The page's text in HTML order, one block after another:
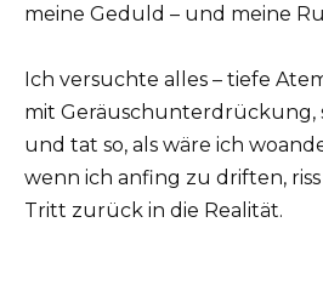
meine Geduld – und meine
Ich versuchte alles – tiefe
mit Geräuschunterdrückung,
und tat so, als wäre ich
wenn ich anfing zu driften,
Tritt zurück in die Realität.